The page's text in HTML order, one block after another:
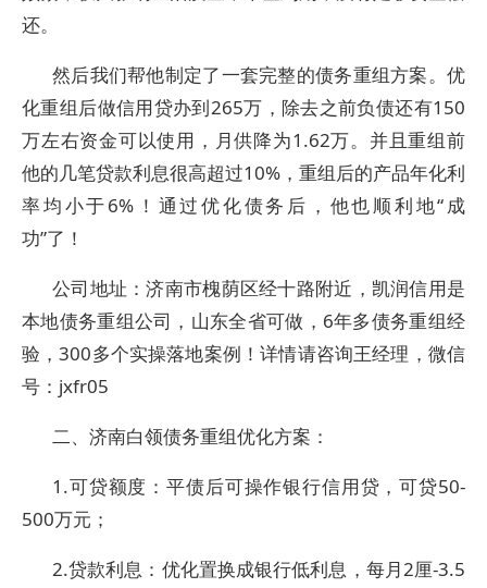
还。
然后我们帮他制定了一套完整的债务重组方案。优
化重组后做信用贷办到265万，除去之前负债还有150
万左右资金可以使用，月供降为1.62万。并且重组前
他的几笔贷款利息很高超过10%，重组后的产品年化利
率均小于6%！通过优化债务后，他也顺利地“成
功”了！
公司地址：济南市槐荫区经十路附近，凯润信用是
本地债务重组公司，山东全省可做，6年多债务重组经
验，300多个实操落地案例！详情请咨询王经理，微信
号：jxfr05
二、济南白领债务重组优化方案：
1.可贷额度：平债后可操作银行信用贷，可贷50-
500万元；
2.贷款利息：优化置换成银行低利息，每月2厘-3.5